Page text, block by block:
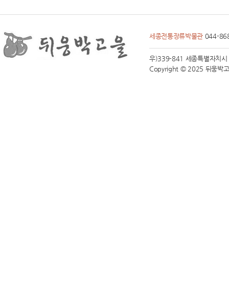
세종전통장류박물관 044-
우)339-841 세종특별자치
Copyright © 2025 뒤웅박